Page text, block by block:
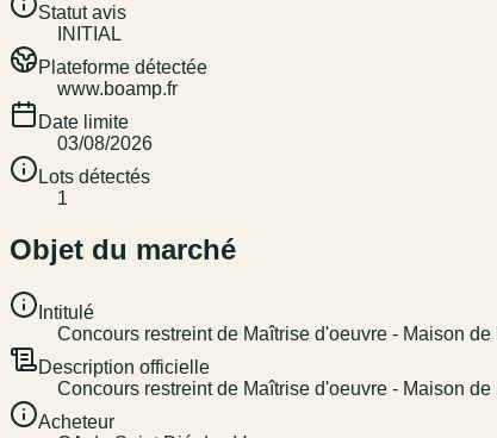
Statut avis
INITIAL
Plateforme détectée
www.boamp.fr
Date limite
03/08/2026
Lots détectés
1
Objet du marché
Intitulé
Concours restreint de Maîtrise d'oeuvre - Maison
Description officielle
Concours restreint de Maîtrise d'oeuvre - Maison
Acheteur